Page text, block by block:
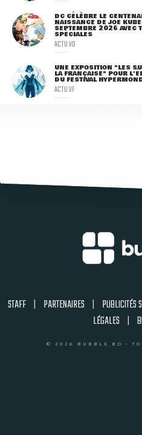
DC CÉLÈBRE LE
NAISSANCE DE JOE
SEPTEMBRE 2026 AVEC
SPÉCIALES
ACTU VO
UNE EXPOSITION "LES
LA FRANÇAISE" POUR
DU FESTIVAL
ACTU VF
STAFF | PARTENAIRES | PUBLICITÉS
LÉGALES |
© 2026 BUBBLE BD -